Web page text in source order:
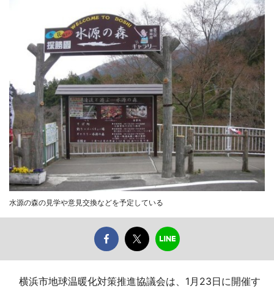
水源の森の見学や意見交換などを予定している
横浜市地球温暖化対策推進協議会は、1月23日に開催す